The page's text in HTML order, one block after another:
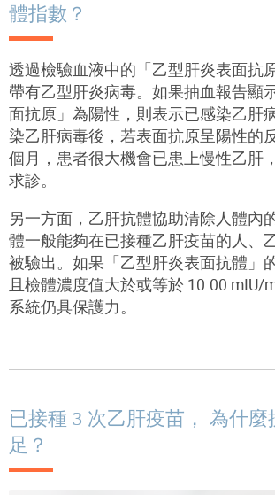
體指數？
透過檢驗血液中的「乙型肝炎表面抗
帶有乙型肝炎病毒。如果抽血報告顯
面抗原」為陽性，則表示已感染乙肝
染乙肝病毒後，若表面抗原呈陽性的
個月，患者很大機會已患上慢性乙肝
求診。
另一方面，乙肝抗體協助清除人體內
體一般能夠在已接種乙肝疫苗的人、
被驗出。如果「乙型肝炎表面抗體」
且檢體濃度值大於或等於 10.00 mIU/
系統仍具保護力。
已接種 3 次乙肝疫苗， 為什麼
足？